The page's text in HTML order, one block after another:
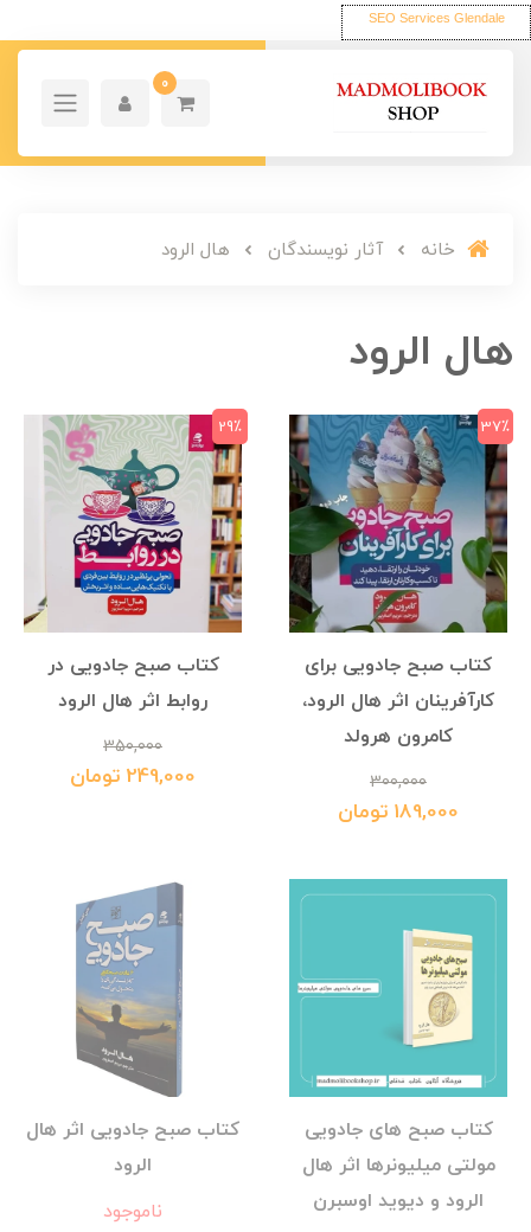
SEO Services Glendale
0
خانه آثار نویسندگان هال الرود
هال الرود
کتاب صبح جادویی برای
کارآفرینان اثر هال الرود،
کامرون هرولد
300,000
189,000 تومان
37٪
کتاب صبح جادویی در
روابط اثر هال الرود
350,000
249,000 تومان
29٪
کتاب صبح های جادویی
مولتی میلیونرها اثر هال
الرود و دیوید اوسبرن
کتاب صبح جادویی اثر هال
الرود
ناموجود